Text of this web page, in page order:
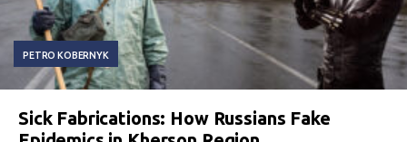
PETRO KOBERNYK
Sick Fabrications: How Russians Fake